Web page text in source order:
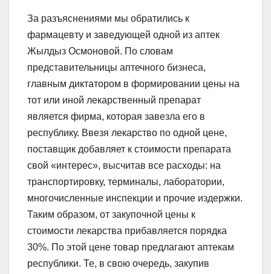
За разъяснениями мы обратились к
фармацевту и заведующей одной из аптек
Жылдыз Осмоновой. По словам
представительницы аптечного бизнеса,
главным диктатором в формировании цены на
тот или иной лекарственный препарат
является фирма, которая завезла его в
республику. Ввезя лекарство по одной цене,
поставщик добавляет к стоимости препарата
свой «интерес», высчитав все расходы: на
транспортировку, терминалы, лаборатории,
многочисленные инспекции и прочие издержки.
Таким образом, от закупочной цены к
стоимости лекарства прибавляется порядка
30%. По этой цене товар предлагают аптекам
республики. Те, в свою очередь, закупив